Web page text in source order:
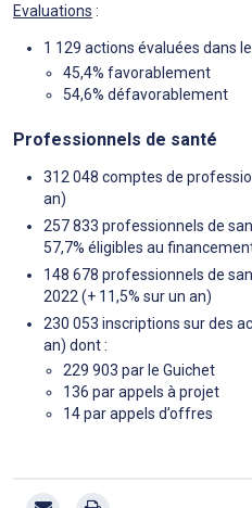
Evaluations :
1 129 actions évaluées dans
45,4% favorablement
54,6% défavorablement
Professionnels de santé
312 048 comptes de
an)
257 833 professionnels de
57,7% éligibles au financement
148 678 professionnels de
2022 (+ 11,5% sur un an)
230 053 inscriptions sur des
an) dont :
229 903 par le Guichet
136 par appels à projet
14 par appels d’offres